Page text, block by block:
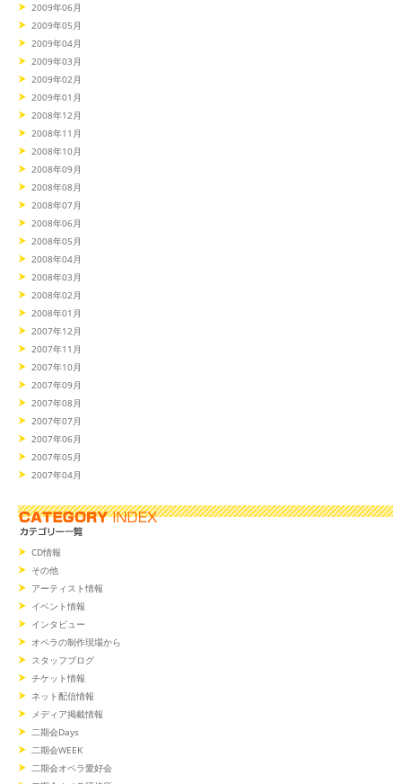
2009年06月
2009年05月
2009年04月
2009年03月
2009年02月
2009年01月
2008年12月
2008年11月
2008年10月
2008年09月
2008年08月
2008年07月
2008年06月
2008年05月
2008年04月
2008年03月
2008年02月
2008年01月
2007年12月
2007年11月
2007年10月
2007年09月
2007年08月
2007年07月
2007年06月
2007年05月
2007年04月
CD情報
その他
アーティスト情報
イベント情報
インタビュー
オペラの制作現場から
スタッフブログ
チケット情報
ネット配信情報
メディア掲載情報
二期会Days
二期会WEEK
二期会オペラ愛好会